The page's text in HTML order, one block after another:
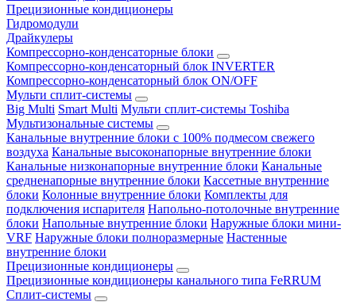
Прецизионные кондиционеры
Гидромодули
Драйкулеры
Компрессорно-конденсаторные блоки
Компрессорно-конденсаторный блок INVERTER
Компрессорно-конденсаторный блок ON/OFF
Мульти сплит-системы
Big Multi Smart Multi Мульти сплит-системы Toshiba
Мультизональные системы
Канальные внутренние блоки с 100% подмесом свежего
воздуха Канальные высоконапорные внутренние блоки
Канальные низконапорные внутренние блоки Канальные
средненапорные внутренние блоки Кассетные внутренние
блоки Колонные внутренние блоки Комплекты для
подключения испарителя Напольно-потолочные внутренние
блоки Напольные внутренние блоки Наружные блоки мини-
VRF Наружные блоки полноразмерные Настенные
внутренние блоки
Прецизионные кондиционеры
Прецизионные кондиционеры канального типа FeRRUM
Сплит-системы